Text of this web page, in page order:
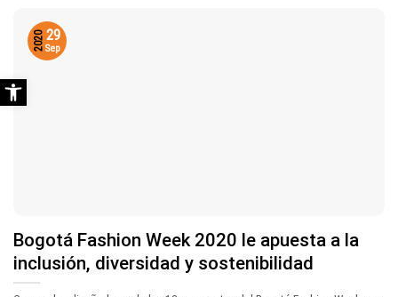
Bogotá Fashion Week 2020 le apuesta a la
inclusión, diversidad y sostenibilidad
29
Sep
2020
Abrir barra de herramientas